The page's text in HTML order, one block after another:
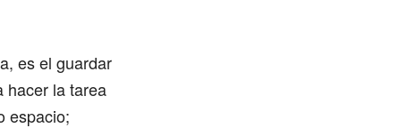
es el guardar
hacer la tarea
espacio;